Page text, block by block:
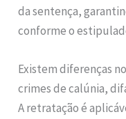
da sentença,
conforme o
Existem diferenças
crimes de calúnia,
A retratação é